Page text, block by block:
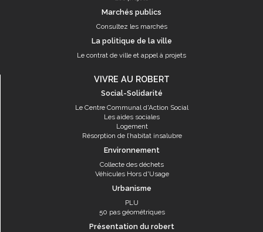
Marchés publics
Consultez les marchés
La politique de la ville
Le contrat de ville et appel à projets
VIVRE AU ROBERT
Social-Solidarité
Le Centre Communal d'Action Social
Les aides sociales
Logement
Résorption de l’habitat insalubre
Environnement
Collecte des déchets
Véhicules Hors d'Usage
Urbanisme
PLU
50 pas géométriques
Présentation du robert